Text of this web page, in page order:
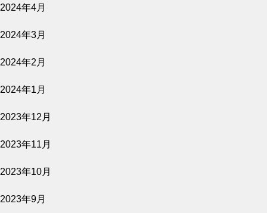
バナ穴 BANA＿ANA
2026年8月7日～9月22日
2024年4月
2024年3月
2024年2月
2024年1月
2023年12月
2023年11月
2023年10月
2023年9月